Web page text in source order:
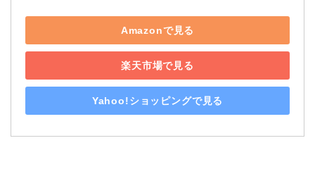
Amazonで見る
楽天市場で見る
Yahoo!ショッピングで見る